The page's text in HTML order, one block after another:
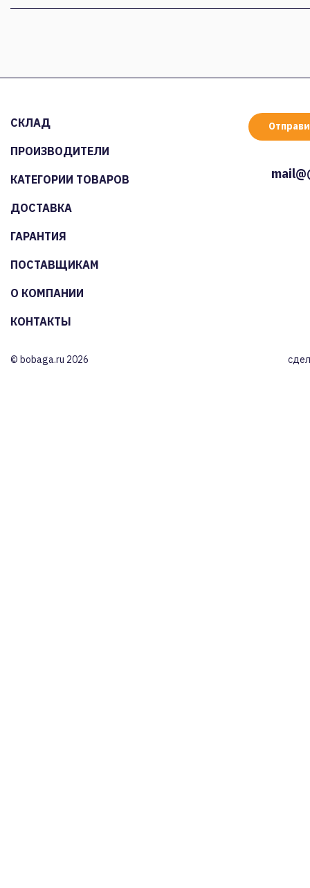
СКЛАД
ПРОИЗВОДИТЕЛИ
КАТЕГОРИИ ТОВАРОВ
ДОСТАВКА
ГАРАНТИЯ
ПОСТАВЩИКАМ
О КОМПАНИИ
КОНТАКТЫ
© bobaga.ru 2026